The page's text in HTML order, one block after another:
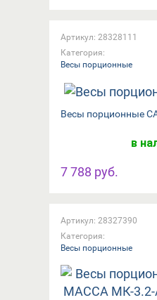
Артикул: 28328111
Категория:
Весы порционные
Весы порционные
в
7 788 руб.
Артикул: 28327390
Категория:
Весы порционные